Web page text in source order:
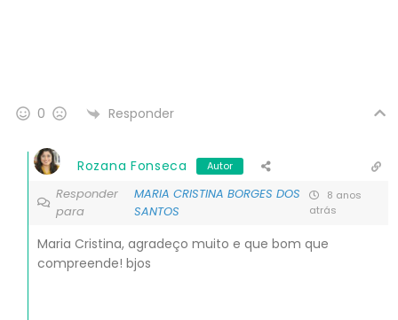
0 Responder
Rozana Fonseca Autor
Responder
para
MARIA CRISTINA BORGES DOS
SANTOS
8 anos
atrás
Maria Cristina, agradeço muito e que bom que
compreende! bjos